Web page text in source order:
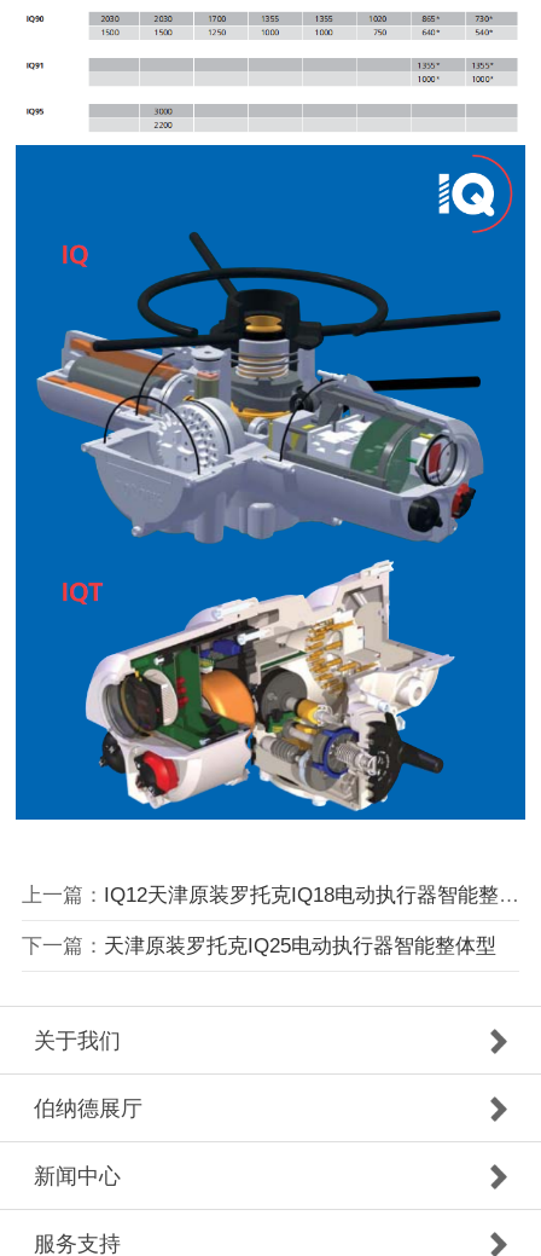
上一篇： IQ12天津原装罗托克IQ18电动执行器智能整体型
下一篇： 天津原装罗托克IQ25电动执行器智能整体型
关于我们
伯纳德展厅
新闻中心
服务支持